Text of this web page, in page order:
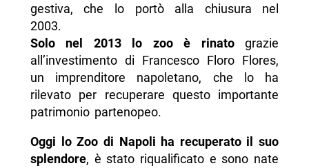
gestiva, che lo portò alla chiusura nel
2003.
Solo nel 2013 lo zoo è rinatograzie
all’investimento di Francesco Floro Flores,
un imprenditore napoletano, che lo ha
rilevato per recuperare questo importante
patrimonio partenopeo.
Oggi lo Zoo di Napoli ha recuperato il suo
splendore, è stato riqualificato e sono nate